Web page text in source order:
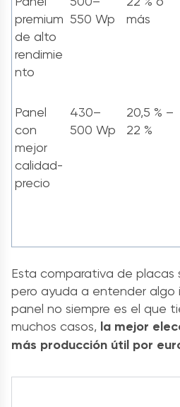
premium
de alto
rendimie
nto
550 Wp
más
Panel
con
mejor
calidad-
precio
430–
500 Wp
20,5 % –
22 %
Esta comparativa de placas
pero ayuda a entender algo
panel no siempre es el que
muchos casos, la mejor
más producción útil por